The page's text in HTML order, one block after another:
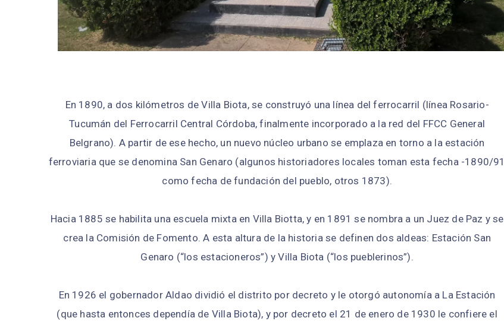
En 1890, a dos kilómetros de Villa Biota, se construyó una línea del ferrocarril (línea Rosario-
Tucumán del Ferrocarril Central Córdoba, finalmente incorporado a la red del FFCC General
Belgrano). A partir de ese hecho, un nuevo núcleo urbano se emplaza en torno a la estación
ferroviaria que se denomina San Genaro (algunos historiadores locales toman esta fecha -1890/91
como fecha de fundación del pueblo, otros 1873).
Hacia 1885 se habilita una escuela mixta en Villa Biotta, y en 1891 se nombra a un Juez de Paz y se
crea la Comisión de Fomento. A esta altura de la historia se definen dos aldeas: Estación San
Genaro (“los estacioneros”) y Villa Biota (“los pueblerinos”).
En 1926 el gobernador Aldao dividió el distrito por decreto y le otorgó autonomía a La Estación
(que hasta entonces dependía de Villa Biota), y por decreto el 21 de enero de 1930 le confiere el